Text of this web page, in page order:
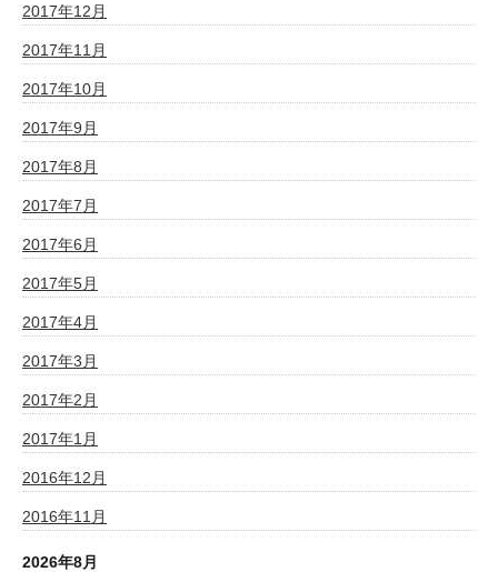
2017年12月
2017年11月
2017年10月
2017年9月
2017年8月
2017年7月
2017年6月
2017年5月
2017年4月
2017年3月
2017年2月
2017年1月
2016年12月
2016年11月
2026年8月